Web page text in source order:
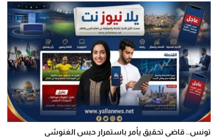
تونس.. قاضي تحقيق يأمر باستمرار حبس الغنوشي